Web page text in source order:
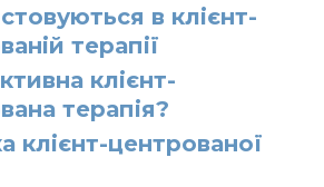
в клієнт-
терапії
клієнт-
терапія?
клієнт-центрованої